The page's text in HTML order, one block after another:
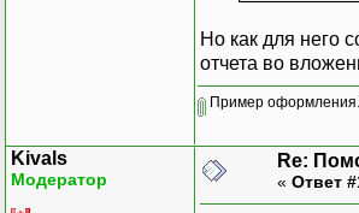
Но как для него
отчета во
Пример
Kivals
Модератор
Re:
« Ответ